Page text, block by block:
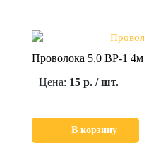
Проволока 5,0 ВР-1 4м
Цена: 15 р. / шт.
В корзину